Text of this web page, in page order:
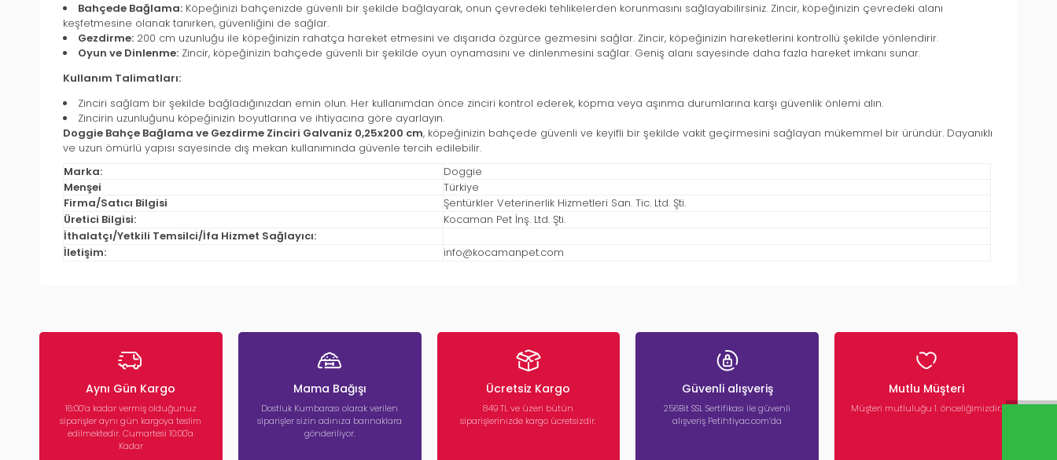
Bahçede Bağlama: Köpeğinizi bahçenizde güvenli bir şekilde bağlayarak, onun çevredeki tehlikelerden korunmasını sağlayabilirsiniz. Zincir, köpeğinizin çevredeki alanı
keşfetmesine olanak tanırken, güvenliğini de sağlar.
Gezdirme: 200 cm uzunluğu ile köpeğinizin rahatça hareket etmesini ve dışarıda özgürce gezmesini sağlar. Zincir, köpeğinizin hareketlerini kontrollü şekilde yönlendirir.
Oyun ve Dinlenme: Zincir, köpeğinizin bahçede güvenli bir şekilde oyun oynamasını ve dinlenmesini sağlar. Geniş alanı sayesinde daha fazla hareket imkanı sunar.
Kullanım Talimatları:
Zinciri sağlam bir şekilde bağladığınızdan emin olun. Her kullanımdan önce zinciri kontrol ederek, kopma veya aşınma durumlarına karşı güvenlik önlemi alın.
Zincirin uzunluğunu köpeğinizin boyutlarına ve ihtiyacına göre ayarlayın.
Doggie Bahçe Bağlama ve Gezdirme Zinciri Galvaniz 0,25x200 cm, köpeğinizin bahçede güvenli ve keyifli bir şekilde vakit geçirmesini sağlayan mükemmel bir üründür. Dayanıklı
ve uzun ömürlü yapısı sayesinde dış mekan kullanımında güvenle tercih edilebilir.
Marka:
Doggie
Menşei
Türkiye
Firma/Satıcı Bilgisi
Şentürkler Veterinerlik Hizmetleri San. Tic. Ltd. Şti.
Üretici Bilgisi:
Kocaman Pet İnş. Ltd. Şti.
İthalatçı/Yetkili Temsilci/İfa Hizmet Sağlayıcı:
İletişim:
info@kocamanpet.com
Aynı Gün Kargo
16:00’a kadar vermiş olduğunuz
siparişler aynı gün kargoya teslim
edilmektedir. Cumartesi 10:00'a
Kadar
Mama Bağışı
Dostluk Kumbarası olarak verilen
siparişler sizin adınıza barınaklara
gönderiliyor.
Ücretsiz Kargo
849 TL ve üzeri bütün
siparişlerinizde kargo ücretsizdir.
Güvenli alışveriş
256Bit SSL Sertifikası ile güvenli
alışveriş Petihtiyac.com’da
Mutlu Müşteri
Müşteri mutluluğu 1. önceliğimizdir.